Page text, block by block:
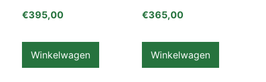
€395,00
Winkelwagen
€365,00
Winkelwagen